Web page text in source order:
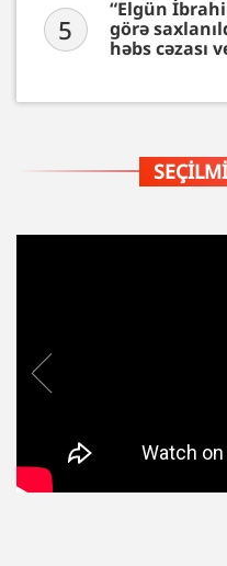
5
“Elgün
görə
həbs cəzası